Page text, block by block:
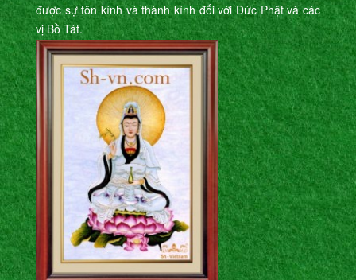
được sự tôn kính và thành kính đối với Đức Phật và các
vị Bồ Tát.